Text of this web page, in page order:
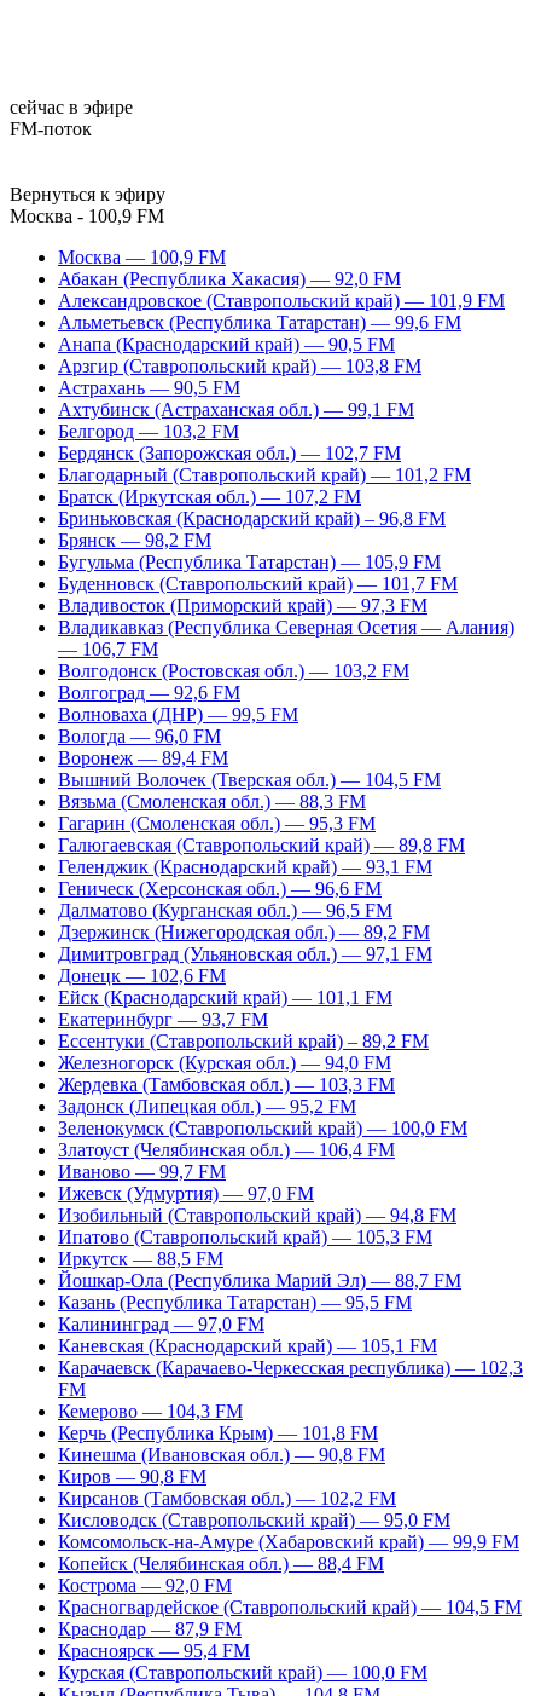
сейчас в эфире
FM-поток
Вернуться к эфиру
Москва - 100,9 FM
Москва — 100,9 FM
Абакан (Республика Хакасия) — 92,0 FM
Александровское (Ставропольский край) — 101,9 FM
Альметьевск (Республика Татарстан) — 99,6 FM
Анапа (Краснодарский край) — 90,5 FM
Арзгир (Ставропольский край) — 103,8 FM
Астрахань — 90,5 FM
Ахтубинск (Астраханская обл.) — 99,1 FM
Белгород — 103,2 FM
Бердянск (Запорожская обл.) — 102,7 FM
Благодарный (Ставропольский край) — 101,2 FM
Братск (Иркутская обл.) — 107,2 FM
Бриньковская (Краснодарский край) – 96,8 FM
Брянск — 98,2 FM
Бугульма (Республика Татарстан) — 105,9 FM
Буденновск (Ставропольский край) — 101,7 FM
Владивосток (Приморский край) — 97,3 FM
Владикавказ (Республика Северная Осетия — Алания)
— 106,7 FM
Волгодонск (Ростовская обл.) — 103,2 FM
Волгоград — 92,6 FM
Волноваха (ДНР) — 99,5 FM
Вологда — 96,0 FM
Воронеж — 89,4 FM
Вышний Волочек (Тверская обл.) — 104,5 FM
Вязьма (Смоленская обл.) — 88,3 FM
Гагарин (Смоленская обл.) — 95,3 FM
Галюгаевская (Ставропольский край) — 89,8 FM
Геленджик (Краснодарский край) — 93,1 FM
Геническ (Херсонская обл.) — 96,6 FM
Далматово (Курганская обл.) — 96,5 FM
Дзержинск (Нижегородская обл.) — 89,2 FM
Димитровград (Ульяновская обл.) — 97,1 FM
Донецк — 102,6 FM
Ейск (Краснодарский край) — 101,1 FM
Екатеринбург — 93,7 FM
Ессентуки (Ставропольский край) – 89,2 FM
Железногорск (Курская обл.) — 94,0 FM
Жердевка (Тамбовская обл.) — 103,3 FM
Задонск (Липецкая обл.) — 95,2 FM
Зеленокумск (Ставропольский край) — 100,0 FM
Златоуст (Челябинская обл.) — 106,4 FM
Иваново — 99,7 FM
Ижевск (Удмуртия) — 97,0 FM
Изобильный (Ставропольский край) — 94,8 FM
Ипатово (Ставропольский край) — 105,3 FM
Иркутск — 88,5 FM
Йошкар-Ола (Республика Марий Эл) — 88,7 FM
Казань (Республика Татарстан) — 95,5 FM
Калининград — 97,0 FM
Каневская (Краснодарский край) — 105,1 FM
Карачаевск (Карачаево-Черкесская республика) — 102,3
FM
Кемерово — 104,3 FM
Керчь (Республика Крым) — 101,8 FM
Кинешма (Ивановская обл.) — 90,8 FM
Киров — 90,8 FM
Кирсанов (Тамбовская обл.) — 102,2 FM
Кисловодск (Ставропольский край) — 95,0 FM
Комсомольск-на-Амуре (Хабаровский край) — 99,9 FM
Копейск (Челябинская обл.) — 88,4 FM
Кострома — 92,0 FM
Красногвардейское (Ставропольский край) — 104,5 FM
Краснодар — 87,9 FM
Красноярск — 95,4 FM
Курская (Ставропольский край) — 100,0 FM